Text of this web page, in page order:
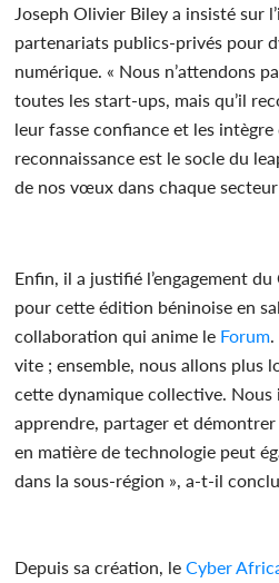
Joseph Olivier Biley a insisté sur
partenariats publics-privés pour
numérique. « Nous n’attendons
toutes les start-ups, mais qu’il
leur fasse confiance et les
reconnaissance est le socle du
de nos vœux dans chaque
Enfin, il a justifié l’engagement
pour cette édition béninoise en
collaboration qui anime le Forum
vite ; ensemble, nous allons plus
cette dynamique collective.
apprendre, partager et démontrer
en matière de technologie peut
dans la sous-région », a-t-il conclu.
Depuis sa création, leCyber